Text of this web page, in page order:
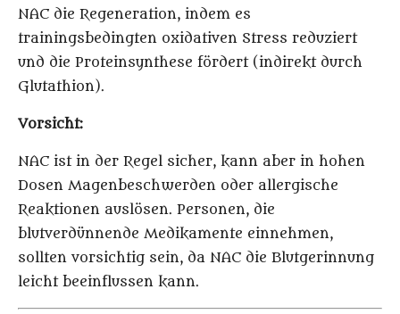
NAC die Regeneration, indem es
trainingsbedingten oxidativen Stress reduziert
und die Proteinsynthese fördert (indirekt durch
Glutathion).
Vorsicht:
NAC ist in der Regel sicher, kann aber in hohen
Dosen Magenbeschwerden oder allergische
Reaktionen auslösen. Personen, die
blutverdünnende Medikamente einnehmen,
sollten vorsichtig sein, da NAC die Blutgerinnung
leicht beeinflussen kann.